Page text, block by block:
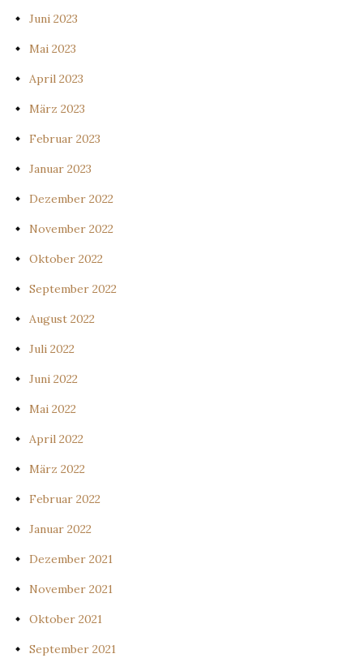
Juni 2023
Mai 2023
April 2023
März 2023
Februar 2023
Januar 2023
Dezember 2022
November 2022
Oktober 2022
September 2022
August 2022
Juli 2022
Juni 2022
Mai 2022
April 2022
März 2022
Februar 2022
Januar 2022
Dezember 2021
November 2021
Oktober 2021
September 2021